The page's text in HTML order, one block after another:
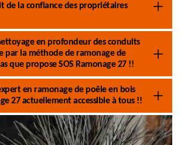
de la confiance des propriétaires
en profondeur des conduits
par la méthode de ramonage de
que propose SOS Ramonage 27 !!
en ramonage de poêle en bois
27 actuellement accessible à tous !!